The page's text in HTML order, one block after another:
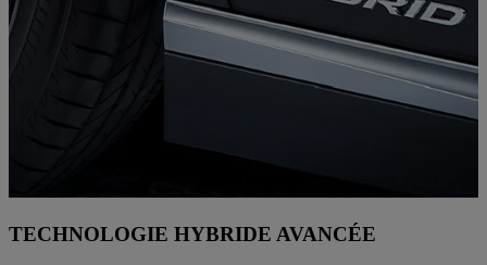
TECHNOLOGIE HYBRIDE AVANCÉE